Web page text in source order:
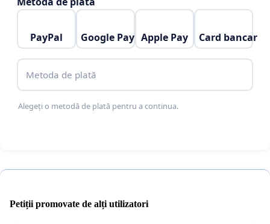
PayPal Google Pay Apple Pay Card bancar
Metoda de plată
Alegeți o metodă de plată pentru a continua.
Petiții promovate de alți utilizatori